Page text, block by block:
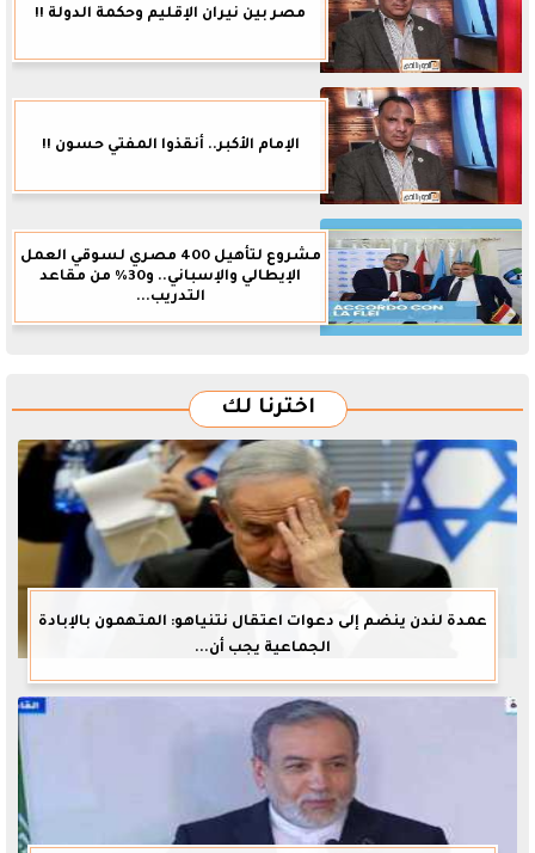
مصر بين نيران الإقليم وحكمة الدولة !!
الإمام الأكبر.. أنقذوا المفتي حسون !!
مشروع لتأهيل 400 مصري لسوقي العمل
الإيطالي والإسباني.. و30% من مقاعد
التدريب...
اخترنا لك
عمدة لندن ينضم إلى دعوات اعتقال نتنياهو: المتهمون بالإبادة
الجماعية يجب أن...